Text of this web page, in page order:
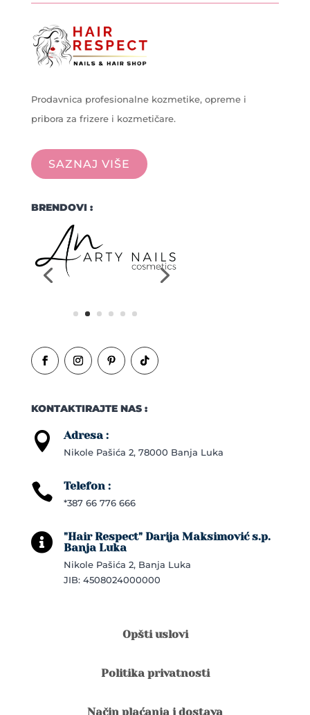
Prodavnica profesionalne kozmetike, opreme i
pribora za frizere i kozmetičare.
SAZNAJ VIŠE
BRENDOVI :
KONTAKTIRAJTE NAS :
 Adresa :
Nikole Pašića 2, 78000 Banja Luka
 Telefon :
*387 66 776 666

"Hair Respect" Darija Maksimović s.p.
Banja Luka
Nikole Pašića 2, Banja Luka
JIB: 4508024000000
Opšti uslovi
Politika privatnosti
Način plaćanja i dostava